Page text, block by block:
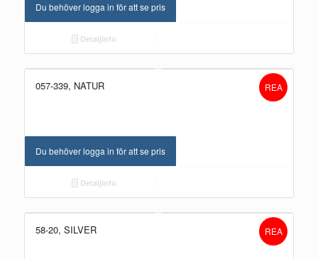
Du behöver logga in för att se pris
Detaljinfo
057-339, NATUR REA
Du behöver logga in för att se pris
Detaljinfo
58-20, SILVER REA